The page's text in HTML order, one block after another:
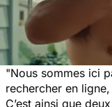
"Nous sommes ici
rechercher en
C’est ainsi que